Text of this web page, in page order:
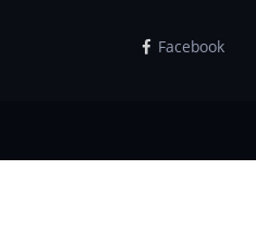
Facebook